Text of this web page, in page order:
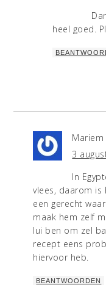
heel goed.
Mariem
3
In
vlees, daarom is
een gerecht
maak hem zelf
lui ben om zel
recept eens
hiervoor heb.
BEANTWOORDEN